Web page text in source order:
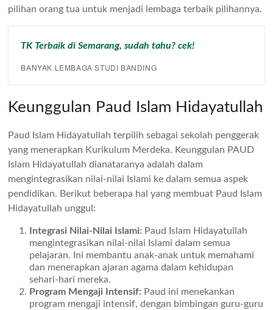
pilihan orang tua untuk menjadi lembaga terbaik pilihannya.
TK Terbaik di Semarang, sudah tahu? cek!
BANYAK LEMBAGA STUDI BANDING
Keunggulan Paud Islam Hidayatullah
Paud Islam Hidayatullah terpilih sebagai sekolah penggerak
yang menerapkan Kurikulum Merdeka. Keunggulan PAUD
Islam Hidayatullah dianataranya adalah dalam
mengintegrasikan nilai-nilai Islami ke dalam semua aspek
pendidikan. Berikut beberapa hal yang membuat Paud Islam
Hidayatullah unggul:
Integrasi Nilai-Nilai Islami: Paud Islam Hidayatullah
mengintegrasikan nilai-nilai Islami dalam semua
pelajaran. Ini membantu anak-anak untuk memahami
dan menerapkan ajaran agama dalam kehidupan
sehari-hari mereka.
Program Mengaji Intensif: Paud ini menekankan
program mengaji intensif, dengan bimbingan guru-guru